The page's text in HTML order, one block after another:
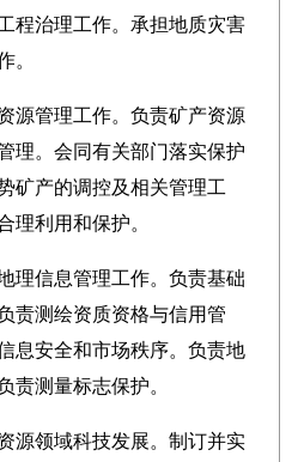
程治理工作。承担地质灾害
。
管理工作。负责矿产资源
理。会同有关部门落实保护
矿产的调控及相关管理工
理利用和保护。
信息管理工作。负责基础
责测绘资质资格与信用管
息安全和市场秩序。负责地
责测量标志保护。
领域科技发展。制订并实